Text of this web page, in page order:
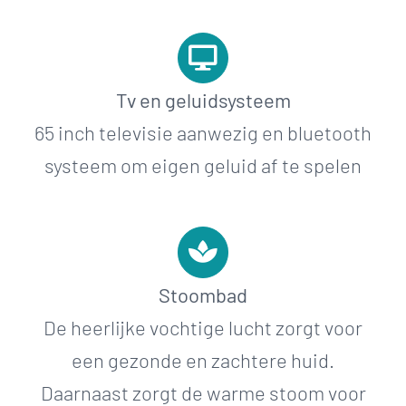
Tv en geluidsysteem
65 inch televisie aanwezig en bluetooth
systeem om eigen geluid af te spelen
Stoombad
De heerlijke vochtige lucht zorgt voor
een gezonde en zachtere huid.
Daarnaast zorgt de warme stoom voor